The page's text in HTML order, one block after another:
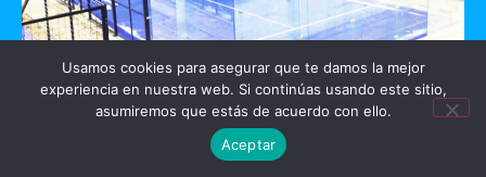
GO PADEL
Usamos cookies para asegurar que te damos la mejor
experiencia en nuestra web. Si continúas usando este sitio,
asumiremos que estás de acuerdo con ello.
Aceptar